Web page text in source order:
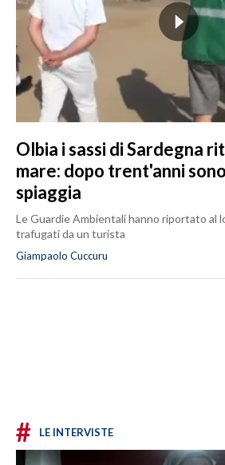
Olbia i sassi di Sardegna
mare: dopo trent'anni
spiaggia
Le Guardie Ambientali hanno riportato al
trafugati da un turista
Giampaolo Cuccuru
# LE INTERVISTE